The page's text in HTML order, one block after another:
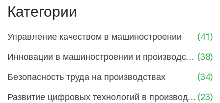
Категории
Управление качеством в машиностроении
(41)
Инновации в машиностроении и производстве (38)
Безопасность труда на производствах
(34)
Развитие цифровых технологий в производстве (23)